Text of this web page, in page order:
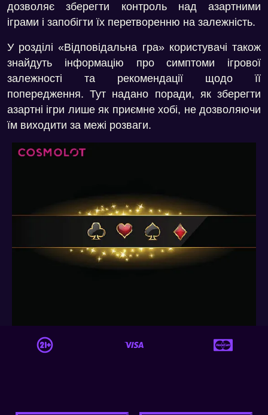
дозволяє зберегти контроль над азартними
іграми і запобігти їх перетворенню на залежність.
У розділі «Відповідальна гра» користувачі також
знайдуть інформацію про симптоми ігрової
залежності та рекомендації щодо її
попередження. Тут надано поради, як зберегти
азартні ігри лише як приємне хобі, не дозволяючи
їм виходити за межі розваги.